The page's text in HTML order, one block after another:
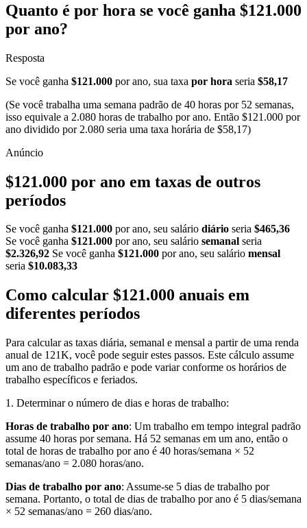
Quanto é por hora se você ganha $121.000
por ano?
Resposta
Se você ganha $121.000 por ano, sua taxa por hora seria $58,17
(Se você trabalha uma semana padrão de 40 horas por 52 semanas,
isso equivale a 2.080 horas de trabalho por ano. Então $121.000 por
ano dividido por 2.080 seria uma taxa horária de $58,17)
$121.000 por ano em taxas de outros
períodos
Se você ganha $121.000 por ano, seu salário diário seria $465,36
Se você ganha $121.000 por ano, seu salário semanal seria
$2.326,92 Se você ganha $121.000 por ano, seu salário mensal
seria $10.083,33
Como calcular $121.000 anuais em
diferentes períodos
Para calcular as taxas diária, semanal e mensal a partir de uma renda
anual de 121K, você pode seguir estes passos. Este cálculo assume
um ano de trabalho padrão e pode variar conforme os horários de
trabalho específicos e feriados.
1. Determinar o número de dias e horas de trabalho:
Horas de trabalho por ano: Um trabalho em tempo integral padrão
assume 40 horas por semana. Há 52 semanas em um ano, então o
total de horas de trabalho por ano é 40 horas/semana × 52
semanas/ano = 2.080 horas/ano.
Dias de trabalho por ano: Assume-se 5 dias de trabalho por
semana. Portanto, o total de dias de trabalho por ano é 5 dias/semana
× 52 semanas/ano = 260 dias/ano.